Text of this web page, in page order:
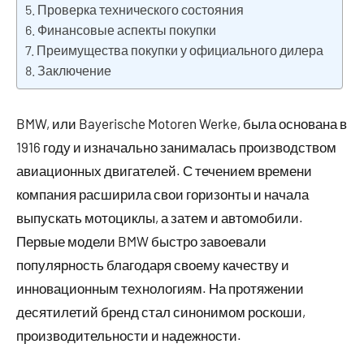
Проверка технического состояния
Финансовые аспекты покупки
Преимущества покупки у официального дилера
Заключение
BMW, или Bayerische Motoren Werke, была основана в
1916 году и изначально занималась производством
авиационных двигателей. С течением времени
компания расширила свои горизонты и начала
выпускать мотоциклы, а затем и автомобили.
Первые модели BMW быстро завоевали
популярность благодаря своему качеству и
инновационным технологиям. На протяжении
десятилетий бренд стал синонимом роскоши,
производительности и надежности.